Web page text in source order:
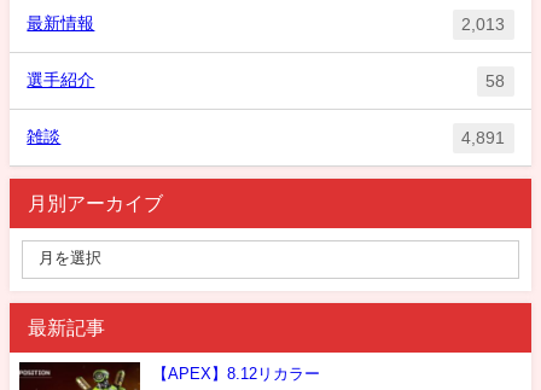
最新情報 2,013
選手紹介 58
雑談 4,891
月別アーカイブ
最新記事
【APEX】8.12リカラー